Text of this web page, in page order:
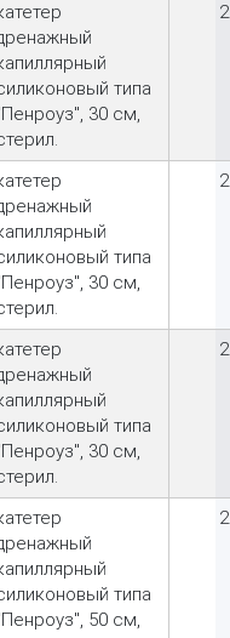
типа
30 см,
типа
30 см,
типа
30 см,
типа
50 см,